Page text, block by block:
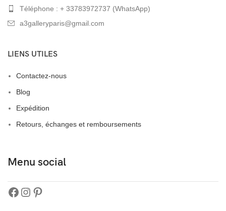
Téléphone : + 33783972737 (WhatsApp)
a3galleryparis@gmail.com
LIENS UTILES
Contactez-nous
Blog
Expédition
Retours, échanges et remboursements
Menu social